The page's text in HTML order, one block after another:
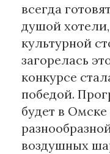
всегда
душой
культурной
загорелась
конкурсе
победой.
будет в
воздушных